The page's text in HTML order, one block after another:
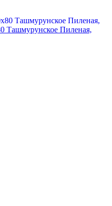
Ташмурунское Пиленая,